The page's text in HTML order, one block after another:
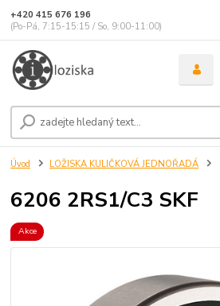
+420 415 676 196
(Po-Pá, 7:15-15:15 / So, 9:00-11:00)
Úvod LOŽISKA KULIČKOVÁ JEDNOŘADÁ
6206 2RS1/C3 SKF
Akce